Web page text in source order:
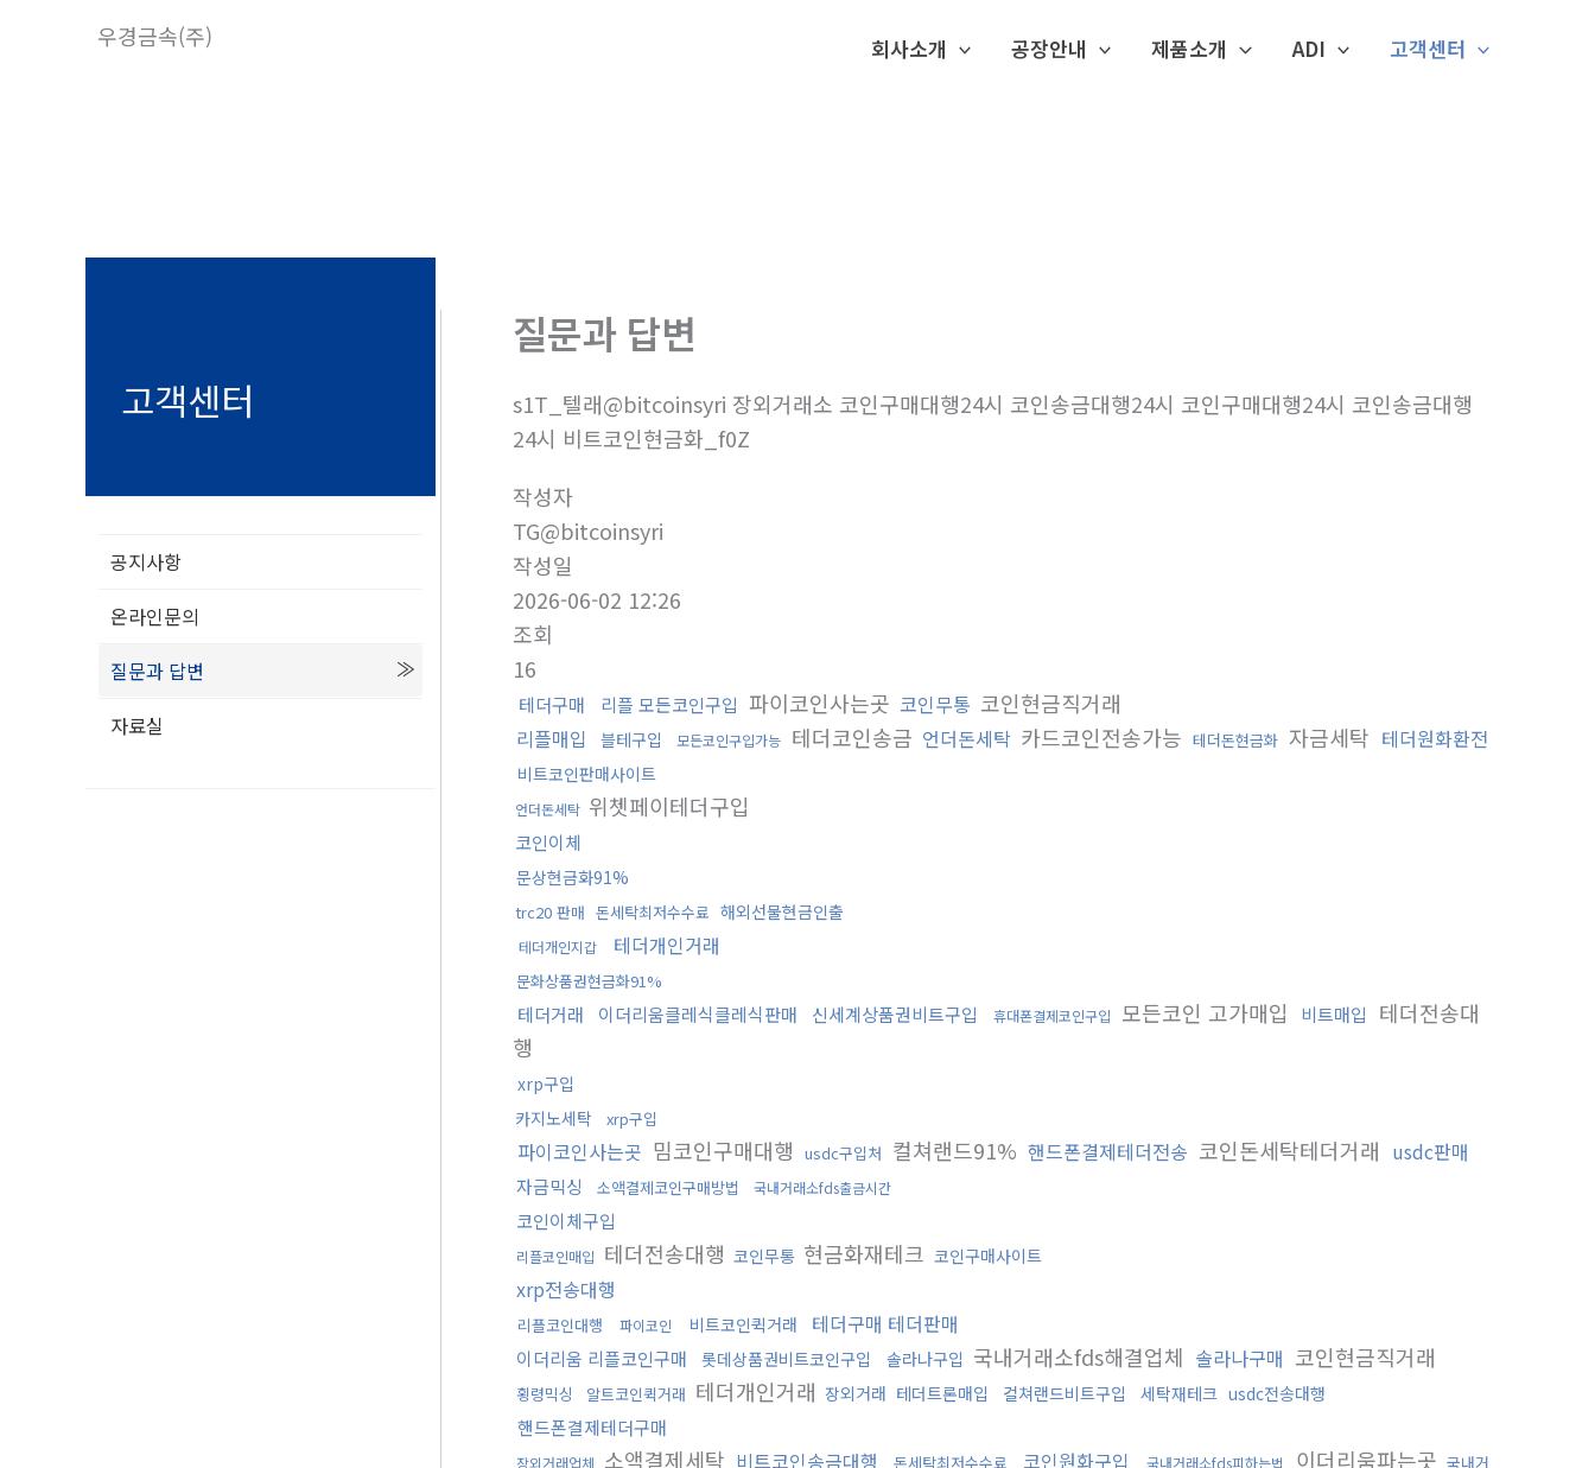
우경금속(주) 회사소개 공장안내 제품소개 ADI 고객센터
고객센터
공지사항
온라인문의
질문과 답변
자료실
질문과 답변
s1T_텔래@bitcoinsyri 장외거래소 코인구매대행24시 코인송금대행24시 코인구매대행24시 코인송금대행
24시 비트코인현금화_f0Z
작성자
TG@bitcoinsyri
작성일
2026-06-02 12:26
조회
16
테더구매 리플 모든코인구입 파이코인사는곳 코인무통 코인현금직거래
리플매입 블테구입 모든코인구입가능 테더코인송금 언더돈세탁 카드코인전송가능 테더돈현금화 자금세탁 테더원화환전
비트코인판매사이트
언더돈세탁 위쳇페이테더구입
코인이체
문상현금화91%
trc20 판매 돈세탁최저수수료 해외선물현금인출
테더개인지갑 테더개인거래
문화상품권현금화91%
테더거래 이더리움클레식클레식판매 신세계상품권비트구입 휴대폰결제코인구입 모든코인 고가매입 비트매입
테더전송대
행
xrp구입
카지노세탁
xrp구입
파이코인사는곳 밈코인구매대행 usdc구입처 컬쳐랜드91% 핸드폰결제테더전송 코인돈세탁테더거래 usdc판매
자금믹싱 소액결제코인구매방법 국내거래소fds출금시간
코인이체구입
리플코인매입 테더전송대행 코인무통 현금화재테크 코인구매사이트
xrp전송대행
리플코인대행 파이코인 비트코인퀵거래 테더구매 테더판매
이더리움 리플코인구매 롯데상품권비트코인구입 솔라나구입 국내거래소fds해결업체 솔라나구매 코인현금직거래
횡령믹싱 알트코인퀵거래 테더개인거래 장외거래 테더트론매입 컬쳐랜드비트구입 세탁재테크 usdc전송대행
핸드폰결제테더구매
장외거래업체 소액결제세탁 비트코인송금대행 돈세탁최저수수료 코인원화구입 국내거래소fds피하는법 이더리움파는곳 국내거